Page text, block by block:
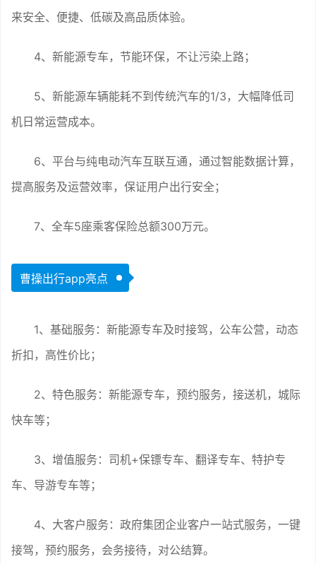
来安全、便捷、低碳及高品质体验。
4、新能源专车，节能环保，不让污染上路；
5、新能源车辆能耗不到传统汽车的1/3，大幅降低司
机日常运营成本。
6、平台与纯电动汽车互联互通，通过智能数据计算，
提高服务及运营效率，保证用户出行安全；
7、全车5座乘客保险总额300万元。
曹操出行app亮点
1、基础服务：新能源专车及时接驾，公车公营，动态
折扣，高性价比；
2、特色服务：新能源专车，预约服务，接送机，城际
快车等；
3、增值服务：司机+保镖专车、翻译专车、特护专
车、导游专车等；
4、大客户服务：政府集团企业客户一站式服务，一键
接驾，预约服务，会务接待，对公结算。